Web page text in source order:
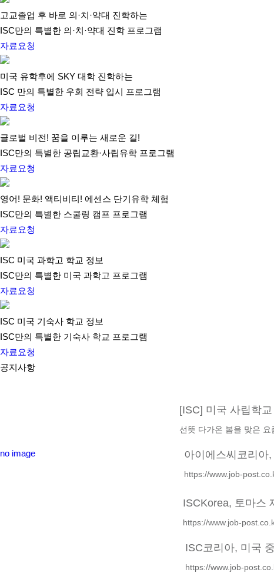
고교졸업 후 바로 의·치·약대 진학하는
ISC만의 특별한 의·치·약대 진학 프로그램
자료요청
미국 유학후에 SKY 대학 진학하는
ISC 만의 특별한 우회 전략 입시 프로그램
자료요청
글로벌 비전! 꿈을 이루는 새로운 길!
ISC만의 특별한 공립교환·사립유학 프로그램
자료요청
영어! 문화! 액티비티! 에센스 단기유학 체험
ISC만의 특별한 스쿨링 캠프 프로그램
자료요청
ISC 미국 과학고 학교 정보
ISC만의 특별한 미국 과학고 프로그램
자료요청
ISC 미국 기숙사 학교 정보
ISC만의 특별한 기숙사 학교 프로그램
자료요청
공지사항
[ISC] 미국 사립학
선뜻 다가온 봄을 맞은
no image 아이에스씨코리아
https://www.job-
ISCKorea, 토마스
https://www.job-
ISC코리아, 미국
https://www.job-